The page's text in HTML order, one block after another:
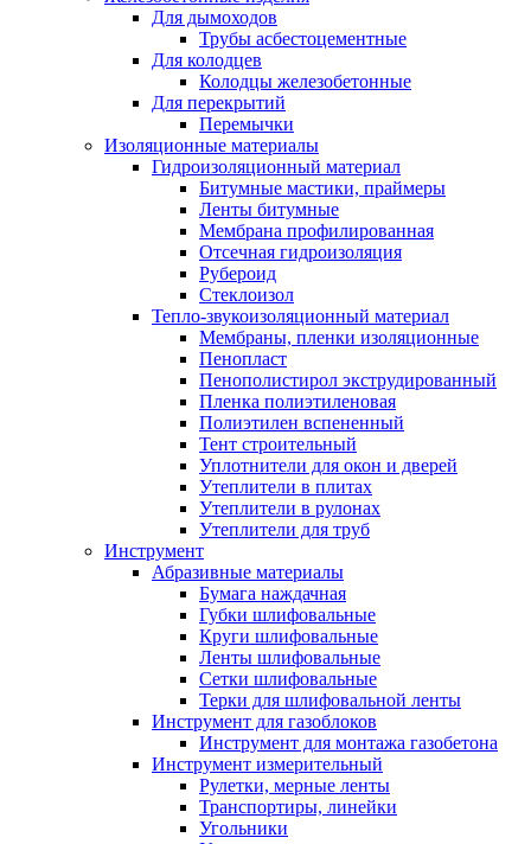
Для дымоходов
Трубы асбестоцементные
Для колодцев
Колодцы железобетонные
Для перекрытий
Перемычки
Изоляционные материалы
Гидроизоляционный материал
Битумные мастики, праймеры
Ленты битумные
Мембрана профилированная
Отсечная гидроизоляция
Рубероид
Стеклоизол
Тепло-звукоизоляционный материал
Мембраны, пленки изоляционные
Пенопласт
Пенополистирол экструдированный
Пленка полиэтиленовая
Полиэтилен вспененный
Тент строительный
Уплотнители для окон и дверей
Утеплители в плитах
Утеплители в рулонах
Утеплители для труб
Инструмент
Абразивные материалы
Бумага наждачная
Губки шлифовальные
Круги шлифовальные
Ленты шлифовальные
Сетки шлифовальные
Терки для шлифовальной ленты
Инструмент для газоблоков
Инструмент для монтажа газобетона
Инструмент измерительный
Рулетки, мерные ленты
Транспортиры, линейки
Угольники